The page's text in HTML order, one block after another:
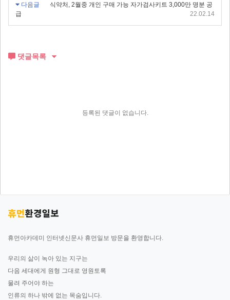
다음글
식약처, 2월중 개인 구매 가능 자가검사키트 3,000만 명분 공
급
22.02.14
댓글목록
등록된 댓글이 없습니다.
휴먼아카데미 인터넷신문사 휴먼일보 방문을 환영합니다.
우리의 삶이 녹아 있는 지구는
다음 세대에게 원형 그대로 영원토록
물려 주어야 하는
인류의 하나 밖에 없는 목숨입니다.